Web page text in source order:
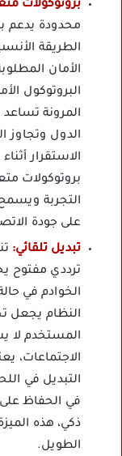
بروتوكولات
محدودة يدعم
الطريقة
الأمان
البروتوكول
المرونة
الدول
الاستقرار
بروتوكولات
التجربة ويسمح
على جودة
تبديل تلقائي:
ترددي مفتوح
الخوادم في
النظام يجعل
المستخدم لا
الاجتماعات،
التبديل في
في الحفاظ
ذكي، هذه
الطويل.